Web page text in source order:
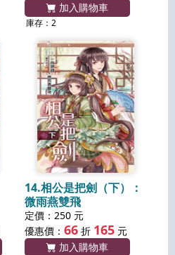
加入購物車
庫存：2
14.相公是把劍（下）：
微雨燕雙飛
定價：250 元
優惠價： 66 折 165 元
加入購物車